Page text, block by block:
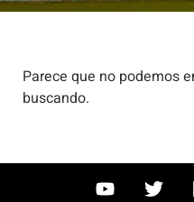
Parece que no podemos
buscando.